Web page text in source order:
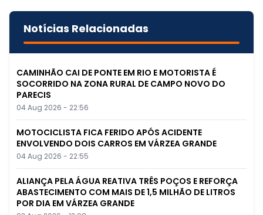
Notícias Relacionadas
CAMINHÃO CAI DE PONTE EM RIO E MOTORISTA É
SOCORRIDO NA ZONA RURAL DE CAMPO NOVO DO
PARECIS
04 Aug 2026 - 22:56
MOTOCICLISTA FICA FERIDO APÓS ACIDENTE
ENVOLVENDO DOIS CARROS EM VÁRZEA GRANDE
04 Aug 2026 - 22:55
ALIANÇA PELA ÁGUA REATIVA TRÊS POÇOS E REFORÇA
ABASTECIMENTO COM MAIS DE 1,5 MILHÃO DE LITROS
POR DIA EM VÁRZEA GRANDE